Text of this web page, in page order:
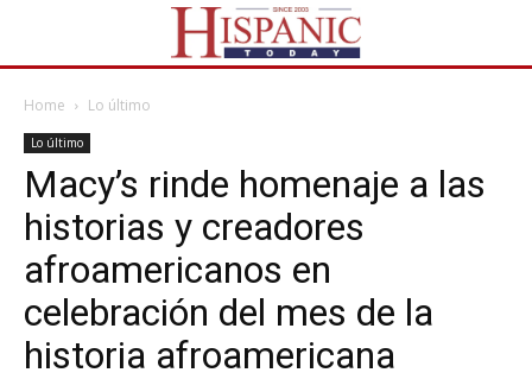
Home Lo último
Lo último
Macy’s rinde homenaje a las
historias y creadores
afroamericanos en
celebración del mes de la
historia afroamericana